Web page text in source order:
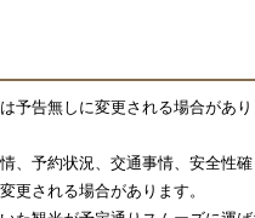
予告無しに変更される場合があり
、予約状況、交通事情、安全性確
更される場合があります。